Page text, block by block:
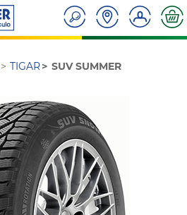
TIGAR SUV SUMMER